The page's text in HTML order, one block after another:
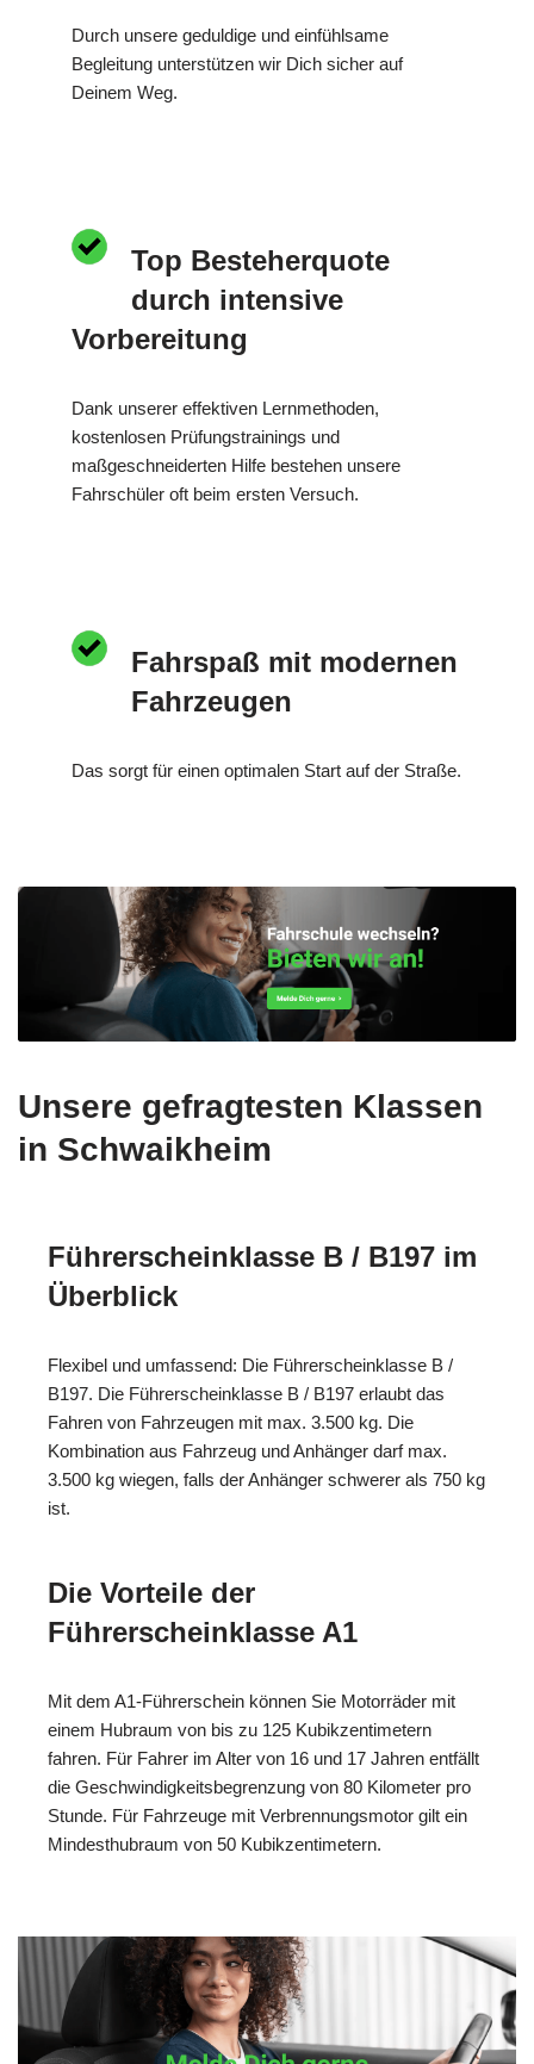
Durch unsere geduldige und einfühlsame
Begleitung unterstützen wir Dich sicher auf
Deinem Weg.
Top Besteherquote
durch intensive
Vorbereitung
Dank unserer effektiven Lernmethoden,
kostenlosen Prüfungstrainings und
maßgeschneiderten Hilfe bestehen unsere
Fahrschüler oft beim ersten Versuch.
Fahrspaß mit modernen
Fahrzeugen
Das sorgt für einen optimalen Start auf der Straße.
Unsere gefragtesten Klassen
in Schwaikheim
Führerscheinklasse B / B197 im
Überblick
Flexibel und umfassend: Die Führerscheinklasse B /
B197. Die Führerscheinklasse B / B197 erlaubt das
Fahren von Fahrzeugen mit max. 3.500 kg. Die
Kombination aus Fahrzeug und Anhänger darf max.
3.500 kg wiegen, falls der Anhänger schwerer als 750 kg
ist.
Die Vorteile der
Führerscheinklasse A1
Mit dem A1-Führerschein können Sie Motorräder mit
einem Hubraum von bis zu 125 Kubikzentimetern
fahren. Für Fahrer im Alter von 16 und 17 Jahren entfällt
die Geschwindigkeitsbegrenzung von 80 Kilometer pro
Stunde. Für Fahrzeuge mit Verbrennungsmotor gilt ein
Mindesthubraum von 50 Kubikzentimetern.